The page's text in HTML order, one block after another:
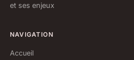
et ses enjeux
NAVIGATION
Accueil